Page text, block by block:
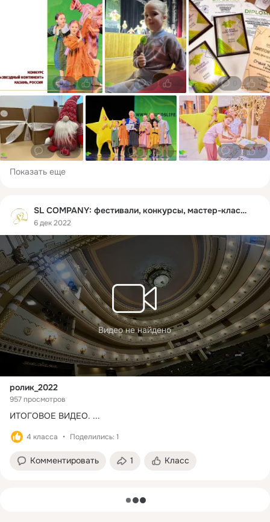
0 1 0 0
0 0 0 0 0 0
Показать еще
SL COMPANY: фестивали, конкурсы, мастер-классы
6 дек 2022
Видео не найдено
ролик_2022
957 просмотров
ИТОГОВОЕ ВИДЕО. ...
4 класса Поделились: 1
Комментировать 1 Класс